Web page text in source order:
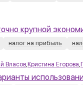
крупной
налог на прибыль
Власов,Кристина Егорова,